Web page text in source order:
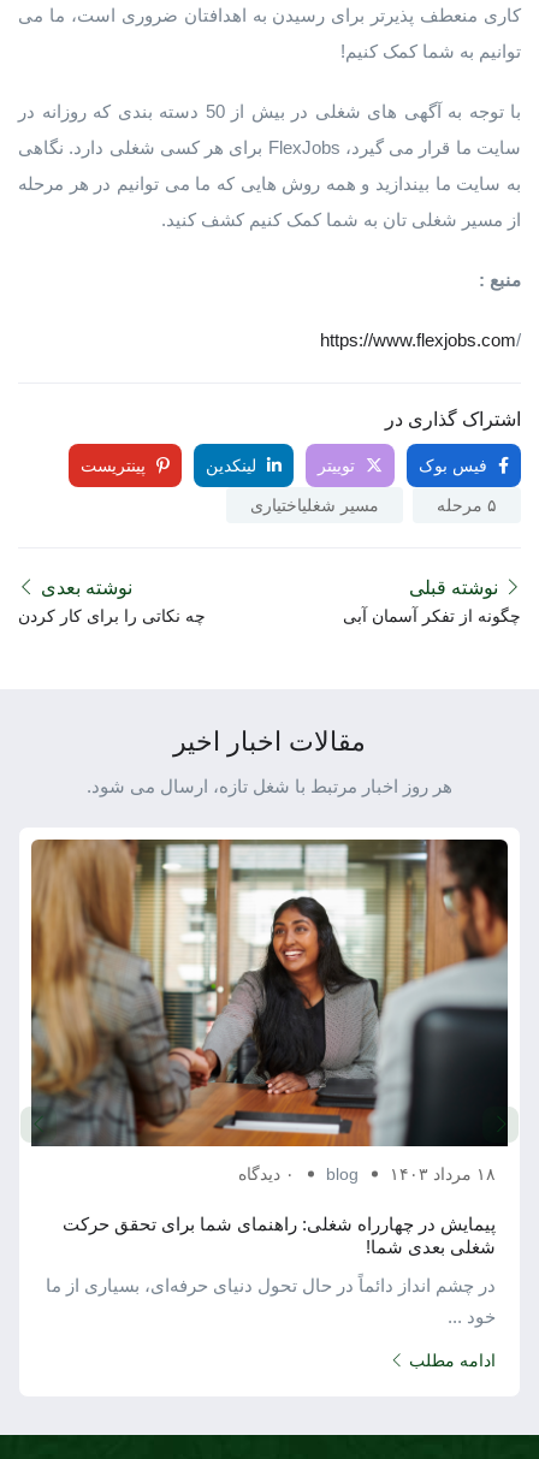
کاری منعطف پذیرتر برای رسیدن به اهدافتان ضروری است، ما می
توانیم به شما کمک کنیم!
با توجه به آگهی های شغلی در بیش از 50 دسته بندی که روزانه در
سایت ما قرار می گیرد، FlexJobs برای هر کسی شغلی دارد. نگاهی
به سایت ما بیندازید و همه روش هایی که ما می توانیم در هر مرحله
از مسیر شغلی تان به شما کمک کنیم کشف کنید.
منبع :
/
https://www.flexjobs.com
اشتراک گذاری در
فیس بوک توییتر لینکدین پینتریست
۵ مرحله مسیر شغلیاختیاری
نوشته قبلی
چگونه از تفکر آسمان آبی
نوشته بعدی
چه نکاتی را برای کار کردن
مقالات اخبار اخیر
هر روز اخبار مرتبط با شغل تازه، ارسال می شود.
۱۸ مرداد ۱۴۰۳ blog ۰ دیدگاه
پیمایش در چهارراه شغلی: راهنمای شما برای تحقق حرکت
شغلی بعدی شما!
در چشم ‌انداز دائماً در حال تحول دنیای حرفه‌ای، بسیاری از ما
خود ...
ادامه مطلب